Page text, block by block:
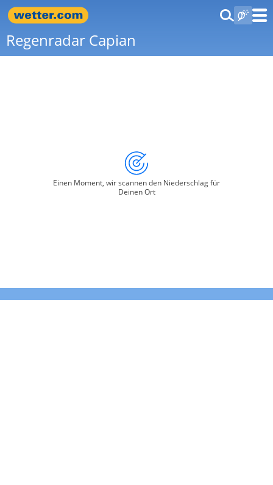
Regenradar Capian
Einen Moment, wir scannen den Niederschlag für
Deinen Ort